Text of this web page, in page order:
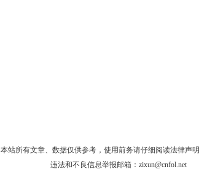
本站所有文章、数据仅供参考，使用前务请仔细阅读法律声明
违法和不良信息举报邮箱： zixun@cnfol.net